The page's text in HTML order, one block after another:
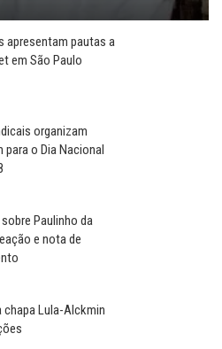
apresentam pautas a
em São Paulo
organizam
para o Dia Nacional
Paulinho da
e nota de
chapa Lula-Alckmin